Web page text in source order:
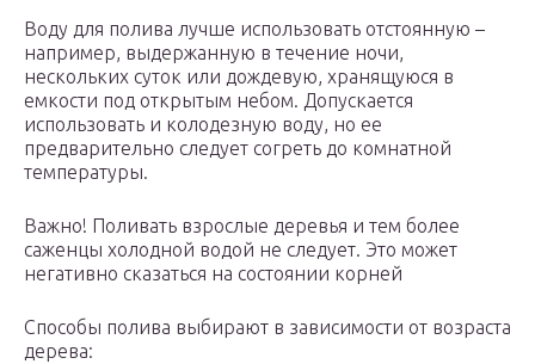
Воду для полива лучше использовать отстоянную –
например, выдержанную в течение ночи,
нескольких суток или дождевую, хранящуюся в
емкости под открытым небом. Допускается
использовать и колодезную воду, но ее
предварительно следует согреть до комнатной
температуры.
Важно! Поливать взрослые деревья и тем более
саженцы холодной водой не следует. Это может
негативно сказаться на состоянии корней
Способы полива выбирают в зависимости от возраста
дерева: